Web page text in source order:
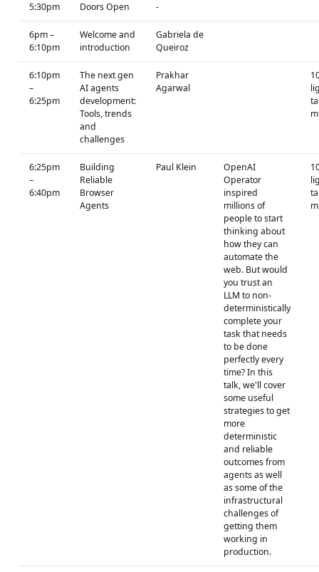
5:30pm Doors Open -
6pm –
6:10pm
Welcome and
introduction
Gabriela de
Queiroz
6:10pm
–
6:25pm
The next gen
AI agents
development:
Tools, trends
and
challenges
Prakhar
Agarwal
6:25pm
–
6:40pm
Building
Reliable
Browser
Agents
Paul Klein
OpenAI
Operator
inspired
millions of
people to start
thinking about
how they can
automate the
web. But would
you trust an
LLM to non-
deterministically
complete your
task that needs
to be done
perfectly every
time? In this
talk, we'll cover
some useful
strategies to get
more
deterministic
and reliable
outcomes from
agents as well
as some of the
infrastructural
challenges of
getting them
working in
production.